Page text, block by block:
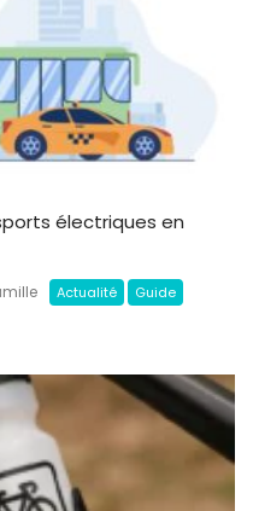
électriques en
Actualité Guide